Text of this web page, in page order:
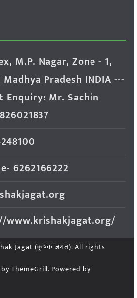
M.P. Nagar, Zone - 1,
Pradesh INDIA ---
Mr. Sachin
6262166222
www.krishakjagat.org/
Jagat (कृषक जगत). All rights
by ThemeGrill. Powered by